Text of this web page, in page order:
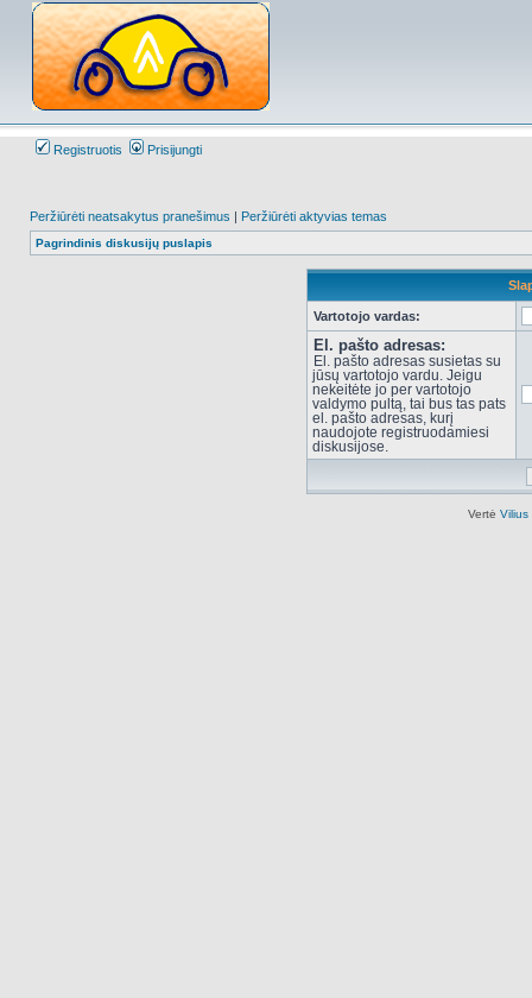
Registruotis Prisijungti
Peržiūrėti neatsakytus pranešimus | Peržiūrėti aktyvias temas
Pagrindinis diskusijų puslapis
Vartotojo vardas:
El. pašto adresas:
El. pašto adresas susietas su
jūsų vartotojo vardu. Jeigu
nekeitėte jo per vartotojo
valdymo pultą, tai bus tas pats
el. pašto adresas, kurį
naudojote registruodamiesi
diskusijose.
Vertė Vilius